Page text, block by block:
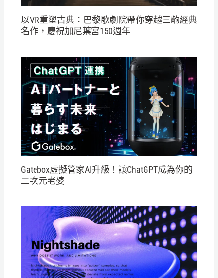
以VR重塑古典：巴黎歌劇院帶你穿越三齣經典
名作，慶祝加尼葉宮150週年
Gatebox虛擬管家AI升級！讓ChatGPT成為你的
二次元老婆